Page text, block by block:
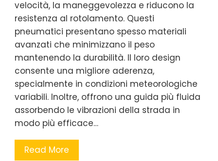
velocità, la maneggevolezza e riducono la
resistenza al rotolamento. Questi
pneumatici presentano spesso materiali
avanzati che minimizzano il peso
mantenendo la durabilità. Il loro design
consente una migliore aderenza,
specialmente in condizioni meteorologiche
variabili. Inoltre, offrono una guida più fluida
assorbendo le vibrazioni della strada in
modo più efficace…
Read More